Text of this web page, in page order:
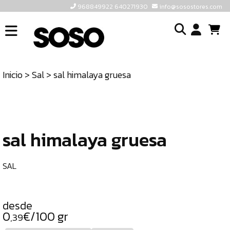
968849922 640271930 info@sosostores.com
INICIO
TIENDA
Inicio>Sal> sal himalaya gruesa
sal himalaya gruesa
SAL
desde
0,39€/100 gr